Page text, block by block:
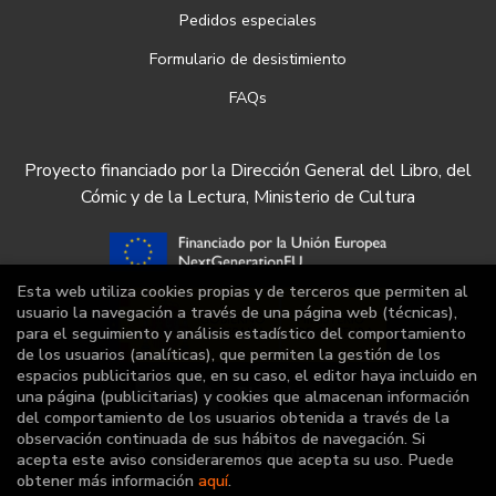
Pedidos especiales
Formulario de desistimiento
FAQs
Proyecto financiado por la Dirección General del Libro, del
Cómic y de la Lectura, Ministerio de Cultura
Esta web utiliza cookies propias y de terceros que permiten al
usuario la navegación a través de una página web (técnicas),
para el seguimiento y análisis estadístico del comportamiento
de los usuarios (analíticas), que permiten la gestión de los
espacios publicitarios que, en su caso, el editor haya incluido en
una página (publicitarias) y cookies que almacenan información
del comportamiento de los usuarios obtenida a través de la
observación continuada de sus hábitos de navegación. Si
acepta este aviso consideraremos que acepta su uso. Puede
obtener más información aquí.